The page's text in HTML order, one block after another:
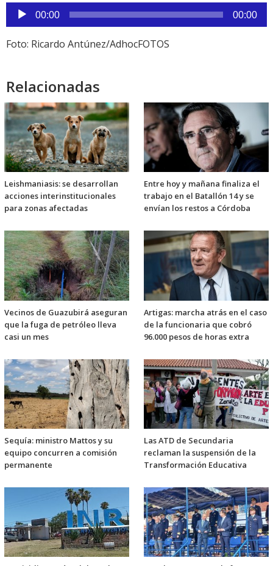
Reproductor
de
audio
00:00 00:00
Foto: Ricardo Antúnez/AdhocFOTOS
Relacionadas
Leishmaniasis: se desarrollan
acciones interinstitucionales
para zonas afectadas
Entre hoy y mañana finaliza el
trabajo en el Batallón 14 y se
envían los restos a Córdoba
Vecinos de Guazubirá aseguran
que la fuga de petróleo lleva
casi un mes
Artigas: marcha atrás en el caso
de la funcionaria que cobró
96.000 pesos de horas extra
Sequía: ministro Mattos y su
equipo concurren a comisión
permanente
Las ATD de Secundaria
reclaman la suspensión de la
Transformación Educativa